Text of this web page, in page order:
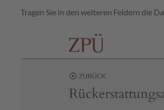
Tragen Sie in den weiteren Feldern die